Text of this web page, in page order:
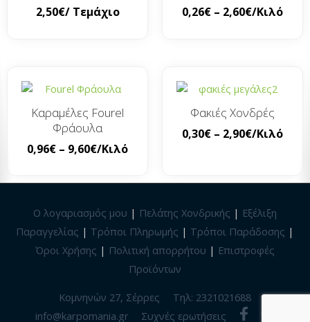
2,50€/ Τεμάχιο 0,26€ – 2,60€/Κιλό
Καραμέλες Fourel
Φράουλα
0,96€ – 9,60€/Κιλό
Φακιές Χονδρές
0,30€ – 2,90€/Κιλό
Ο λογαριασμός μου | Πελάτης Χονδρικής | Εξέλιξη
Παραγγελίας | Τρόποι Πληρωμής | Τρόποι Παράδοσης |
Όροι Χρήσης | Πολιτική απορρήτου | Επιστροφές
Προϊόντων
Κομνηνών 27, Σέρρες
Τηλ: 2321021688
info@karpomania.gr
Συχνές ερωτήσεις